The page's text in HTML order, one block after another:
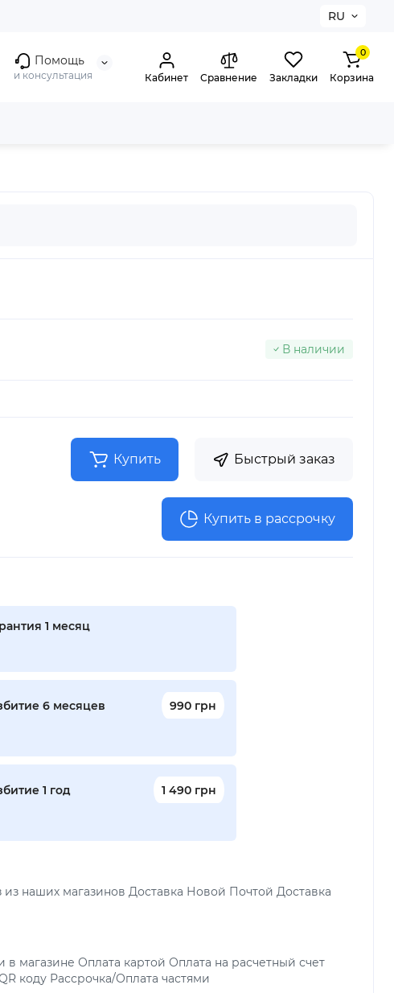
RU
Помощь
и консультация Кабинет Сравнение Закладки
0
Корзина
В наличии
Купить Быстрый заказ
Купить в рассрочку
1 месяц
6 месяцев 990 грн
1 год 1 490 грн
наших магазинов Доставка Новой Почтой Доставка
магазине Оплата картой Оплата на расчетный счет
коду Рассрочка/Оплата частями